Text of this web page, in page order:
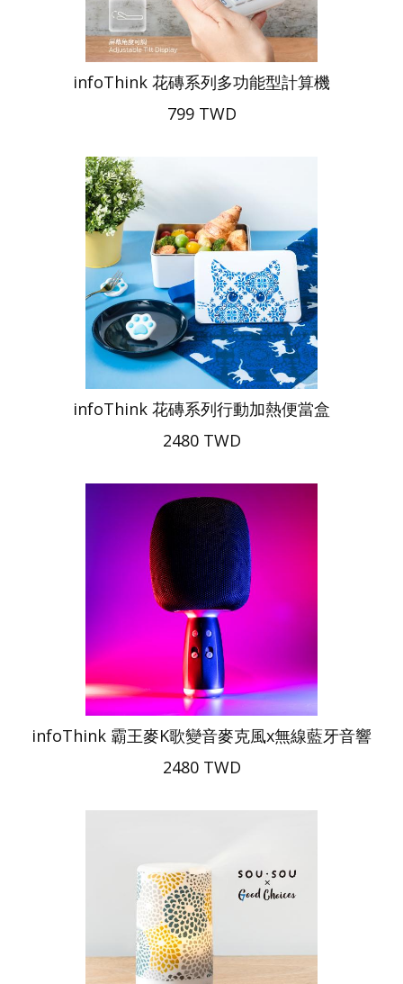
infoThink 花磚系列多功能型計算機
799 TWD
infoThink 花磚系列行動加熱便當盒
2480 TWD
infoThink 霸王麥K歌變音麥克風x無線藍牙音響
2480 TWD